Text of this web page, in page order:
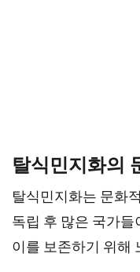
탈식민지화의
탈식민지화는 문화
독립 후 많은 국가
이를 보존하기 위해